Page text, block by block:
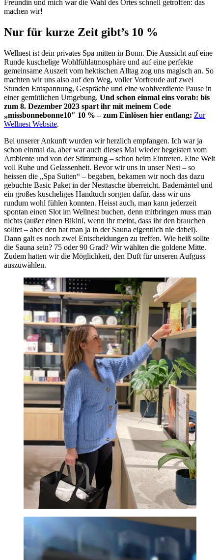
Freundin und mich war die Wahl des Ortes schnell getroffen: das
machen wir!
Nur für kurze Zeit gibt’s 10 %
Wellnest ist dein privates Spa mitten in Bonn. Die Aussicht auf eine
Runde kuschelige Wohlfühlatmosphäre und auf eine perfekte
gemeinsame Auszeit vom hektischen Alltag zog uns magisch an. So
machten wir uns also auf den Weg, voller Vorfreude auf zwei
Stunden Entspannung, Gespräche und eine wohlverdiente Pause in
einer gemütlichen Umgebung. Und schon einmal eins vorab: bis
zum 8. Dezember 2023 spart ihr mit meinem Code
„missbonnebonne10″ 10 % – zum Einlösen hier entlang: Zur
Wellnest Website.
Bei unserer Ankunft wurden wir herzlich empfangen. Ich war ja
schon einmal da, aber war auch dieses Mal wieder begeistert vom
Ambiente und von der Stimmung – schon beim Eintreten. Eine Welt
voll Ruhe und Gelassenheit. Bevor wir uns in unser Nest – so
heissen die „Spa Suiten“ – begaben, bekamen wir noch das dazu
gebuchte Basic Paket in der Nesttasche überreicht. Bademäntel und
ein großes kuscheliges Handtuch sorgten dafür, dass wir uns
rundum wohl fühlen konnten. Heisst auch, man kann jederzeit
spontan einen Slot im Wellnest buchen, denn mitbringen muss man
nichts (außer einen Bikini, wenn ihr meint, dass ihr den brauchen
solltet – aber den hat man ja in der Sauna eigentlich nie dabei).
Dann galt es noch zwei Entscheidungen zu treffen. Wie heiß sollte
die Sauna sein? 75 oder 90 Grad? Wir wählten die goldene Mitte.
Zudem hatten wir die Möglichkeit, den Duft für unseren Aufguss
auszuwählen.